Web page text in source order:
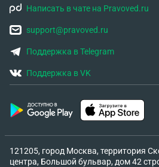
Написать в чате на Pravoved.ru
support@pravoved.ru
Поддержка в Telegram
Поддержка в VK
121205, город Москва, территория
центра, Большой бульвар, дом 42